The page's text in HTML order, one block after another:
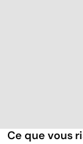
Ce que vous